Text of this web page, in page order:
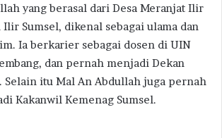
yang berasal dari Desa Meranjat Ilir
Ilir Sumsel, dikenal sebagai ulama dan
Ia berkarier sebagai dosen di UIN
dan pernah menjadi Dekan
Selain itu Mal An Abdullah juga pernah
Kakanwil Kemenag Sumsel.